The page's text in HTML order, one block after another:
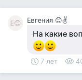
Е😊 Евгения 😊✌
На какие
7 лет